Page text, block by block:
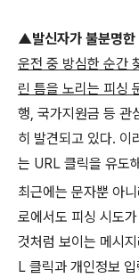
▲발신자가 불분명한
운전 중 방심한 순간
린 틈을 노리는 피싱
행, 국가지원금 등 관
히 발견되고 있다. 이
는 URL 클릭을 유도
최근에는 문자뿐 아
로에서도 피싱 시도
것처럼 보이는 메시
L 클릭과 개인정보